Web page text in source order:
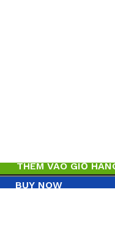
THÊM VÀO GIỎ
BUY NOW